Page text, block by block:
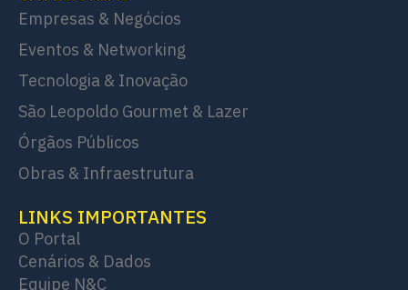
Empresas & Negócios
Eventos & Networking
Tecnologia & Inovação
São Leopoldo Gourmet & Lazer
Órgãos Públicos
Obras & Infraestrutura
LINKS IMPORTANTES
O Portal
Cenários & Dados
Equipe N&C